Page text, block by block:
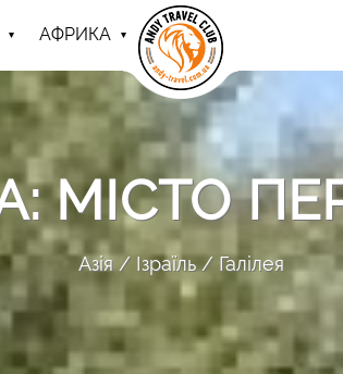
АФРИКА
МІСТО
Азія Ізраїль Галілея